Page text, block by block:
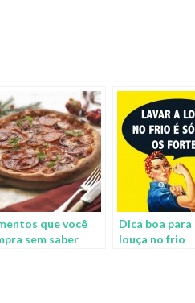
que você
sem saber
Dica boa para
louça no frio